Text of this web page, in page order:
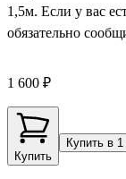
1,5м. Если у вас
обязательно
1 600 ₽
Купить
Купить в 1